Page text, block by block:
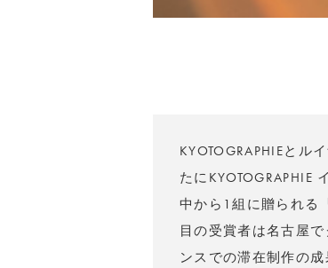
KYOTOGRAPHIEと
たに
中から1組に贈られる
目の受賞者は名古屋
ンスでの滞在制作の